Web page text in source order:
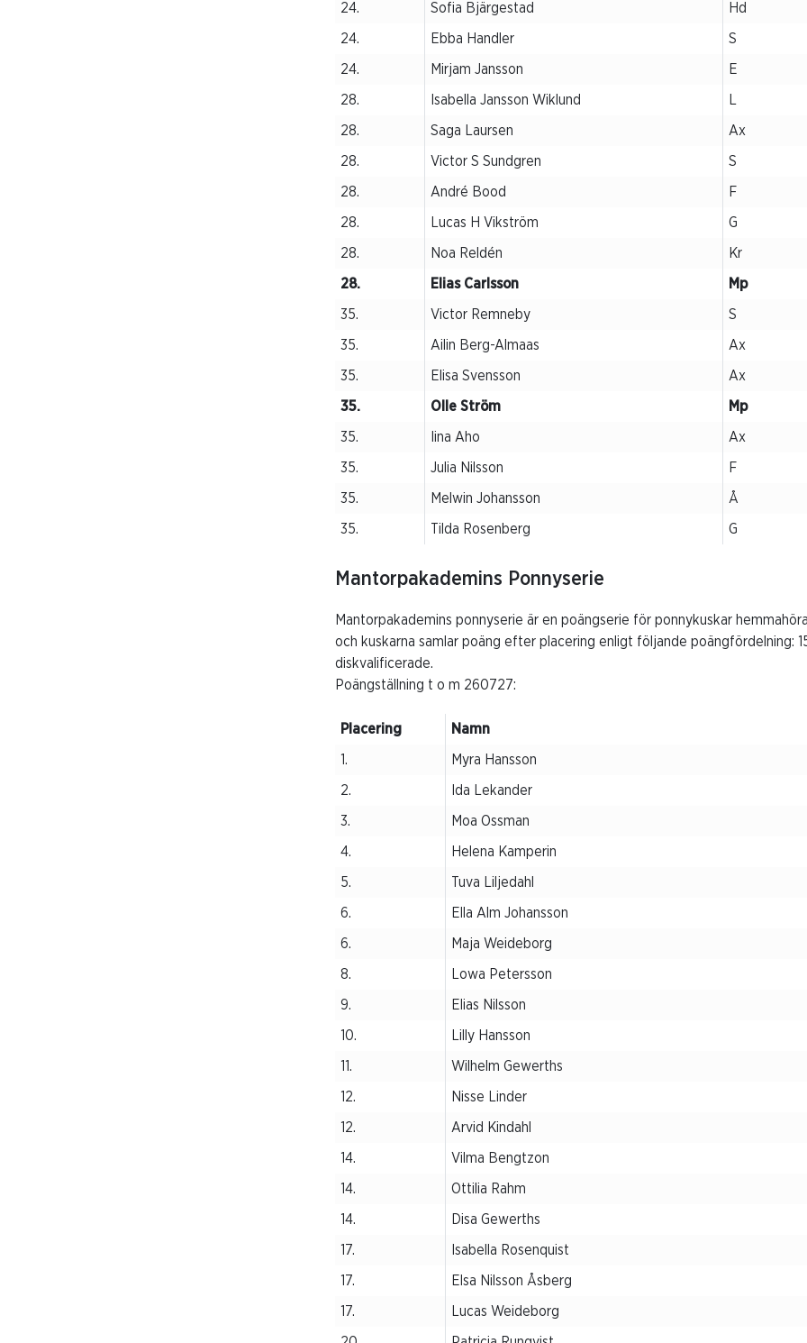
24. Sofia Bjärgestad Hd
24. Ebba Handler S
24. Mirjam Jansson E
28. Isabella Jansson Wiklund
28. Saga Laursen Ax
28. Victor S Sundgren S
28. André Bood F
28. Lucas H Vikström G
28. Noa Reldén Kr
28. Elias Carlsson Mp
35. Victor Remneby S
35. Ailin Berg-Almaas Ax
35. Elisa Svensson Ax
35. Olle Ström Mp
35. Iina Aho Ax
35. Julia Nilsson F
35. Melwin Johansson Å
35. Tilda Rosenberg G
Mantorpakademins Ponnyserie
Mantorpakademins ponnyserie är en poängserie för ponnykuskar
och kuskarna samlar poäng efter placering enligt följande poängfördelning:
diskvalificerade.
Poängställning t o m 260727:
Placering Namn
1. Myra Hansson
2. Ida Lekander
3. Moa Ossman
4. Helena Kamperin
5. Tuva Liljedahl
6. Ella Alm Johansson
6. Maja Weideborg
8. Lowa Petersson
9. Elias Nilsson
10. Lilly Hansson
11. Wilhelm Gewerths
12. Nisse Linder
12. Arvid Kindahl
14. Vilma Bengtzon
14. Ottilia Rahm
14. Disa Gewerths
17. Isabella Rosenquist
17. Elsa Nilsson Åsberg
17. Lucas Weideborg